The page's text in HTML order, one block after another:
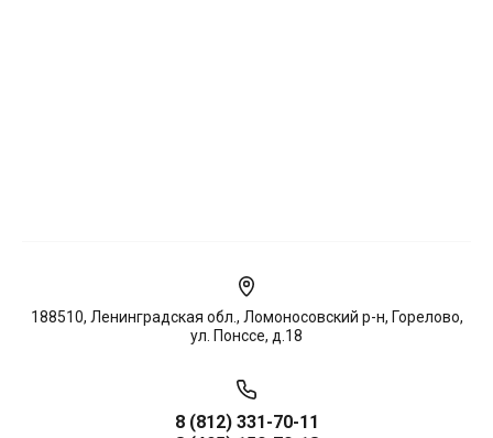
188510, Ленинградская обл., Ломоносовский р-н, Горелово,
ул. Понссе, д.18
8 (812) 331-70-11